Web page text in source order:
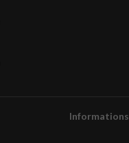
Informations